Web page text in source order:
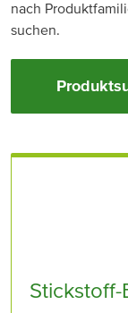
nach
suchen.